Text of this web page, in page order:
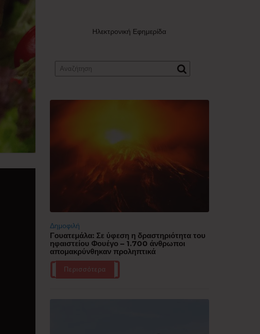
Ηλεκτρονική Εφημερίδα
Δημοφιλή
Γουατεμάλα: Σε ύφεση η δραστηριότητα του
ηφαιστείου Φουέγο – 1.700 άνθρωποι
απομακρύνθηκαν προληπτικά
Περισσότερα